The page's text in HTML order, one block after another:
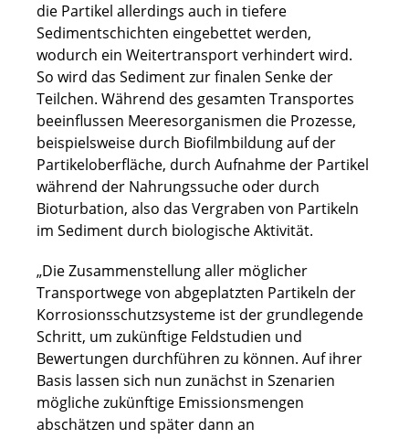
die Partikel allerdings auch in tiefere
Sedimentschichten eingebettet werden,
wodurch ein Weitertransport verhindert wird.
So wird das Sediment zur finalen Senke der
Teilchen. Während des gesamten Transportes
beeinflussen Meeresorganismen die Prozesse,
beispielsweise durch Biofilmbildung auf der
Partikeloberfläche, durch Aufnahme der Partikel
während der Nahrungssuche oder durch
Bioturbation, also das Vergraben von Partikeln
im Sediment durch biologische Aktivität.
„Die Zusammenstellung aller möglicher
Transportwege von abgeplatzten Partikeln der
Korrosionsschutzsysteme ist der grundlegende
Schritt, um zukünftige Feldstudien und
Bewertungen durchführen zu können. Auf ihrer
Basis lassen sich nun zunächst in Szenarien
mögliche zukünftige Emissionsmengen
abschätzen und später dann an